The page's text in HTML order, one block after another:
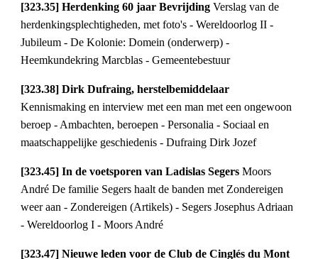
[323.35] Herdenking 60 jaar Bevrijding Verslag van de
herdenkingsplechtigheden, met foto's - Wereldoorlog II -
Jubileum - De Kolonie: Domein (onderwerp) -
Heemkundekring Marcblas - Gemeentebestuur
Kennismaking en interview met een man met een ongewoon
beroep - Ambachten, beroepen - Personalia - Sociaal en
maatschappelijke geschiedenis - Dufraing Dirk Jozef
[323.45] In de voetsporen van Ladislas Segers Moors
André De familie Segers haalt de banden met Zondereigen
weer aan - Zondereigen (Artikels) - Segers Josephus Adriaan
- Wereldoorlog I - Moors André
[323.47] Nieuwe leden voor de Club de Cinglés du Mont